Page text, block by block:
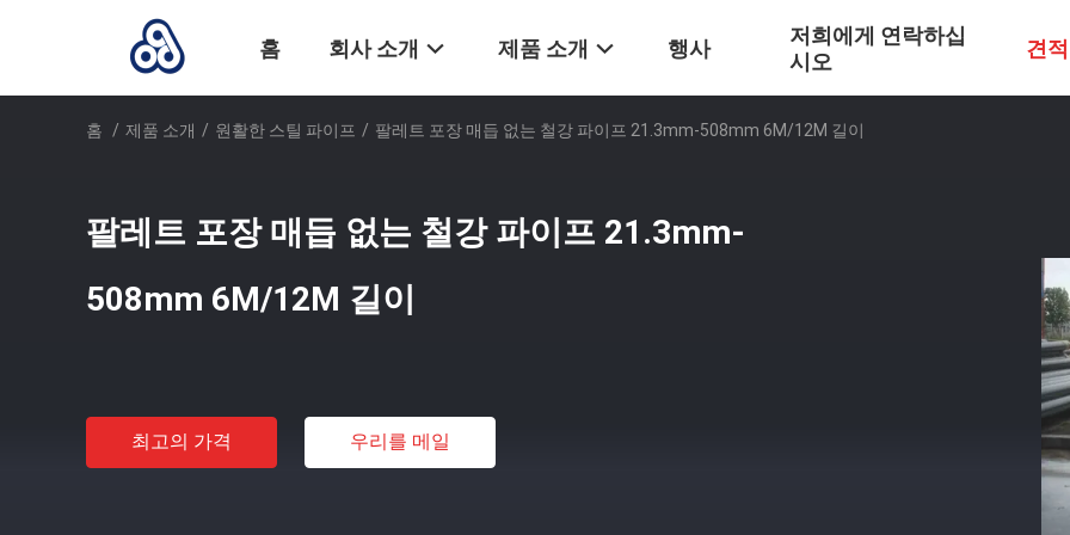
홈 회사 소개 제품 소개 행사
저희에게 연락하십
시오
견
홈 / 제품 소개 / 원활한 스틸 파이프 / 팔레트 포장 매듭 없는 철강 파이프 21.3mm-508mm 6M/12M 길이
팔레트 포장 매듭 없는 철강 파이프 21.3mm-
508mm 6M/12M 길이
최고의 가격 우리를 메일